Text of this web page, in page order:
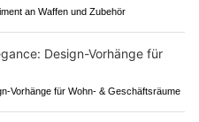
an Waffen und Zubehör
Vorhänge für Wohn- & Geschäftsräume